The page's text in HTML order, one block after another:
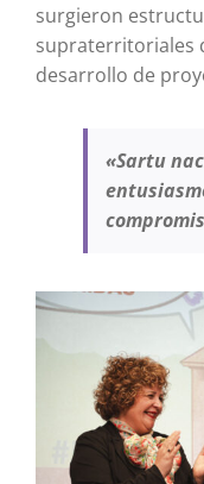
surgieron
supraterritoriales
desarrollo de
«Sartu